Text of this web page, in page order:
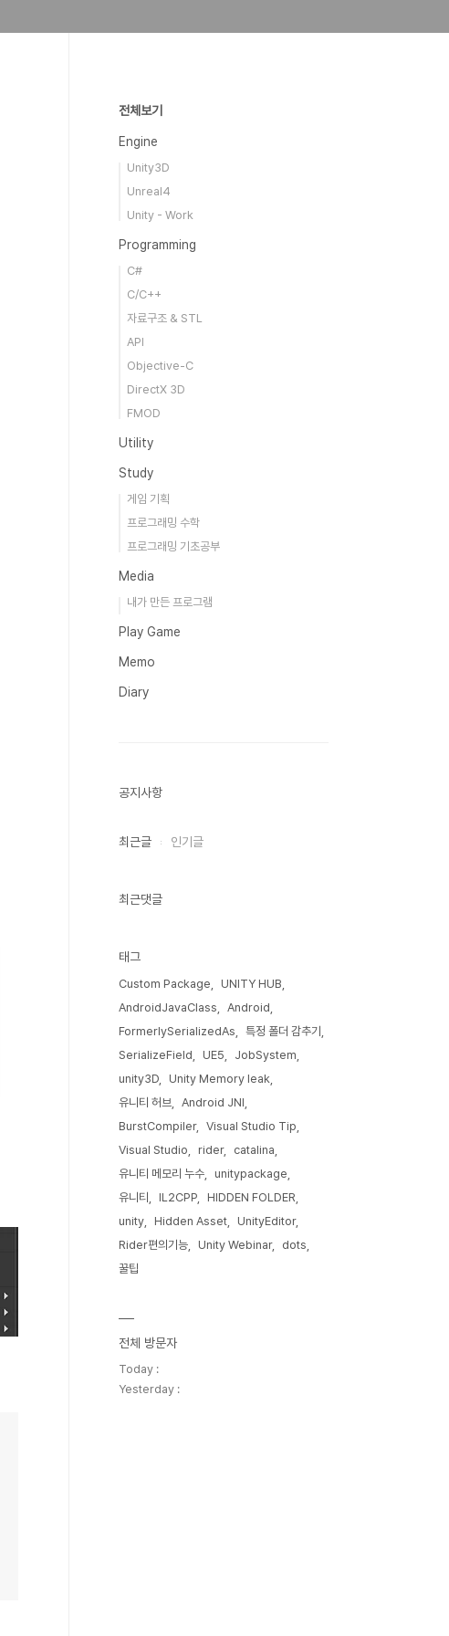
전체보기
Engine
Unity3D
Unreal4
Unity - Work
Programming
C#
C/C++
자료구조 & STL
API
Objective-C
DirectX 3D
FMOD
Utility
Study
게임 기획
프로그래밍 수학
프로그래밍 기초공부
Media
내가 만든 프로그램
Play Game
Memo
Diary
공지사항
최근글 인기글
최근댓글
태그
Custom Package
UNITY HUB
AndroidJavaClass
Android
FormerlySerializedAs
특정 폴더 감추기
SerializeField
UE5
JobSystem
unity3D
Unity Memory leak
유니티 허브
Android JNI
BurstCompiler
Visual Studio Tip
Visual Studio
rider
catalina
유니티 메모리 누수
unitypackage
유니티
IL2CPP
HIDDEN FOLDER
unity
Hidden Asset
UnityEditor
Rider편의기능
Unity Webinar
dots
꿀팁
전체 방문자
Today :
Yesterday :